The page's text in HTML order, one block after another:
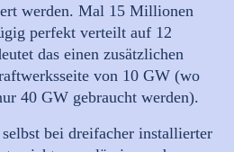
werden. Mal 15 Millionen
perfekt verteilt auf 12
das einen zusätzlichen
von 10 GW (wo
40 GW gebraucht werden).
bei dreifacher installierter